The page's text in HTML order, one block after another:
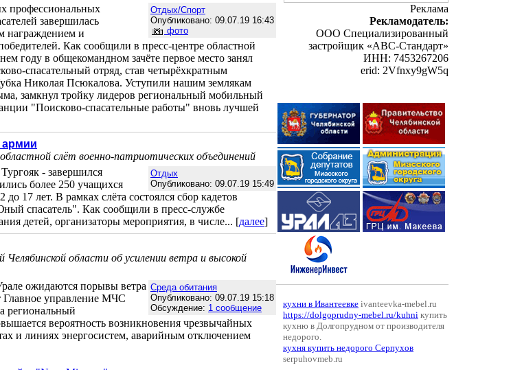
Отдых/Спорт
Опубликовано: 09.07.19 16:43
фото
профессиональных
завершилась
награждением и
Как сообщили в пресс-центре областной
году в общекомандном зачёте первое место занял
спасательный отряд, став четырёхкратным
Николая Псюкалова. Уступили нашим землякам
замкнул тройку лидеров региональный мобильный
"Поисково-спасательные работы" вновь лучшей
армии
слёт военно-патриотических объединений
Отдых
Опубликовано: 09.07.19 15:49
- завершился
более 250 учащихся
17 лет. В рамках слёта состоялся сбор кадетов
спасатель". Как сообщили в пресс-службе
детей, организаторы мероприятия, в числе... [далее]
области об усилении ветра и высокой
Среда обитания
Опубликовано: 09.07.19 15:18
Обсуждение: 1 сообщение
ожидаются порывы ветра
Главное управление МЧС
региональный
вероятность возникновения чрезвычайных
и линиях энергосистем, аварийным отключением
Реклама
Рекламодатель:
ООО Специализированный
застройщик «АВС-Стандарт»
ИНН: 7453267206
erid: 2Vfnxy9gW5q
кухни в Ивантеевке ivanteevka-mebel.ru
https://dolgoprudny-mebel.ru/kuhni купить
кухню в Долгопрудном от производителя
недорого.
кухня купить недорого Серпухов
serpuhovmeb.ru